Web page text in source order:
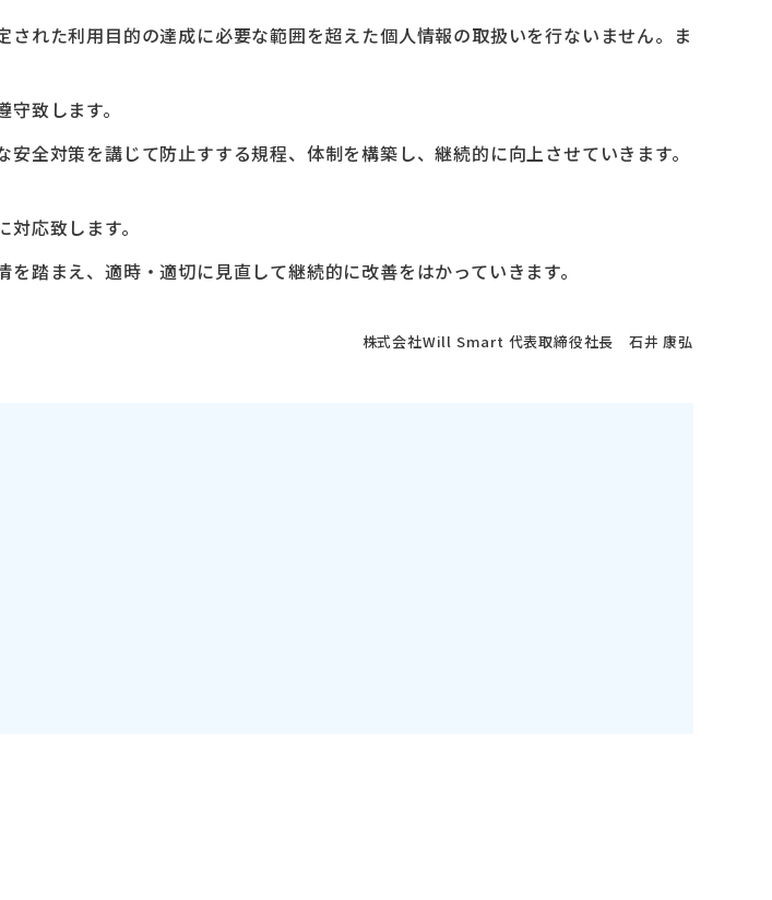
れた利用目的の達成に必要な範囲を超えた個人情報の取扱いを行ないません。ま
致します。
全対策を講じて防止すする規程、体制を構築し、継続的に向上させていきます。
応致します。
踏まえ、適時・適切に見直して継続的に改善をはかっていきます。
株式会社Will Smart 代表取締役社長 石井 康弘